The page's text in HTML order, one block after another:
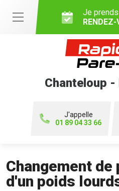
Je prends
RENDEZ-
Chanteloup
J'appelle
01 89 04 33 66
Changement
d'un poids